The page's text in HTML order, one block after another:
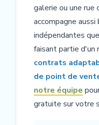
galerie ou une rue
accompagne
indépendantes
faisant partie d'un
contrats
de point de
notre équipe
gratuite sur votre